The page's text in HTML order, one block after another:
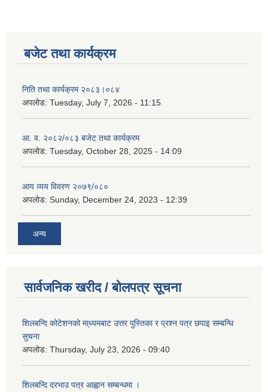
बजेट तथा कार्यक्रम
निति तथा कार्यक्रम २०८३।०८४
अपलोड: Tuesday, July 7, 2026 - 11:15
आ. व. २०८२/०८३ बजेट तथा कार्यक्रम
अपलोड: Tuesday, October 28, 2025 - 14:09
आय व्यय विवरण २०७९/०८०
अपलोड: Sunday, December 24, 2023 - 12:39
अन्य
सार्वजनिक खरीद / बोलपत्र सूचना
शिलबन्दि कोटेशनको मा्ध्यमबाट उत्तर पुस्तिका र प्रश्न पत्र छपाइ सम्बन्धि
सुचना
अपलोड: Thursday, July 23, 2026 - 09:40
शिलबन्दि दरभाउ पत्र आह्वान सम्बन्धमा ।